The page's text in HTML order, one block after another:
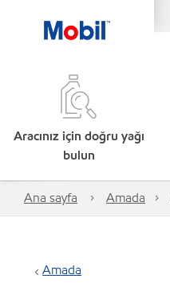
Aracınız için doğru yağı
bulun
Ana sayfa Amada
Amada